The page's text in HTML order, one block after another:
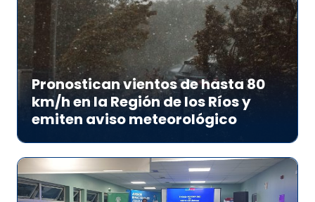
Pronostican vientos de hasta 80
km/h en la Región de los Ríos y
emiten aviso meteorológico